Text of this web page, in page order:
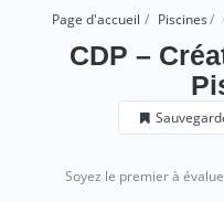
Page d'accueil Piscines
CDP –
Soyez le premier à